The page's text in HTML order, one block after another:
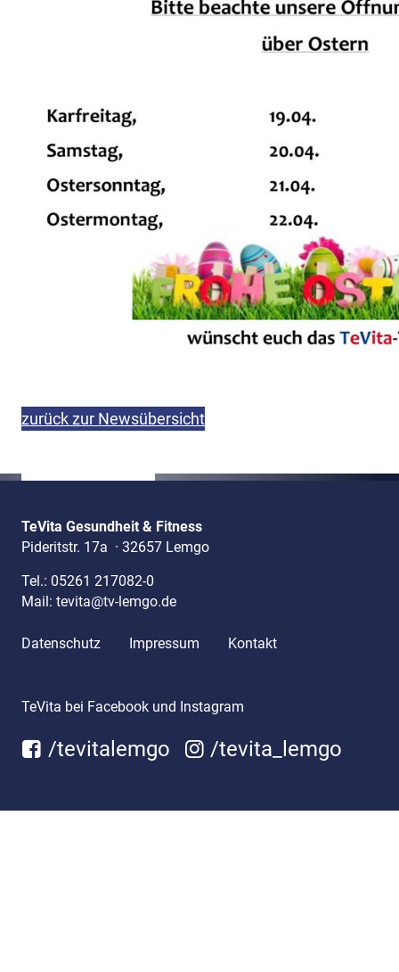
zurück zur Newsübersicht
TeVita Gesundheit & Fitness
Pideritstr. 17a · 32657 Lemgo
Tel.: 05261 217082-0
Mail: tevita@tv-lemgo.de
Datenschutz Impressum Kontakt
TeVita bei Facebook und Instagram
/tevitalemgo /tevita_lemgo